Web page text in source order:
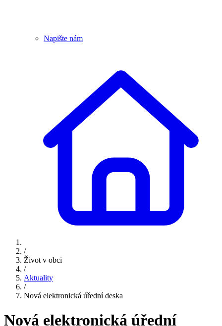
Napište nám
/
Život v obci
/
Aktuality
/
Nová elektronická úřední deska
Nová elektronická úřední